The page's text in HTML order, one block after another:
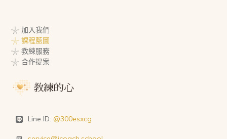
𓇼 加入我們
𓇼 課程藍圖
𓇼 教練服務
𓇼 合作提案
Line ID: @300esxcg